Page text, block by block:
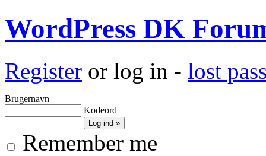
WordPress DK
Register or log in - lost
Brugernavn
Kodeord
Remember me